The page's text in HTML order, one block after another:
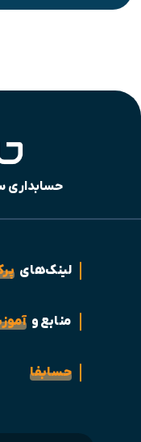
حسابداری
لینک‌های
منابع و
حسابفا